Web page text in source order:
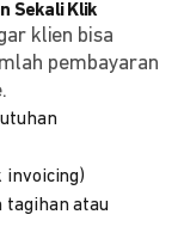
Sekali Klik
klien bisa
pembayaran
invoicing)
atau